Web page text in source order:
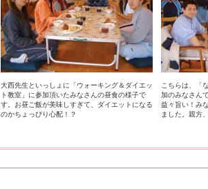
大西先生といっしょに「ウォーキング＆ダイエッ
ト教室」に参加頂いたみなさんの昼食の様子で
す。お昼ご飯が美味しすぎて、ダイエットになる
のかちょっぴり心配！？
こちらは、「
加のみなさん
益々旨い！み
ました。親方